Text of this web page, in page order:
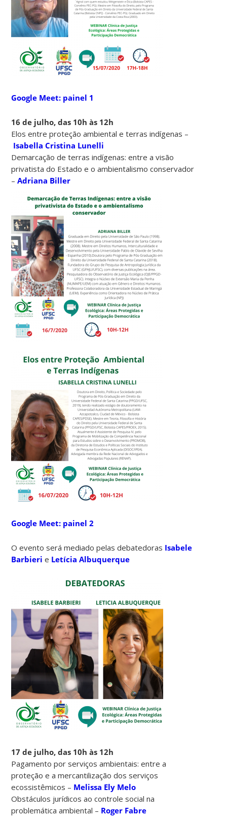
Google Meet: painel 1
16 de julho, das 10h às 12h
Elos entre proteção ambiental e terras indígenas –
Isabella Cristina Lunelli
Demarcação de terras indígenas: entre a visão
privatista do Estado e o ambientalismo conservador
–Adriana Biller
Google Meet: painel 2
O evento será mediado pelas debatedoras Isabele
Barbieri e Letícia Albuquerque
17 de julho, das 10h às 12h
Pagamento por serviços ambientais: entre a
proteção e a mercantilização dos serviços
ecossistêmicos – Melissa Ely Melo
Obstáculos jurídicos ao controle social na
problemática ambiental – Roger Fabre